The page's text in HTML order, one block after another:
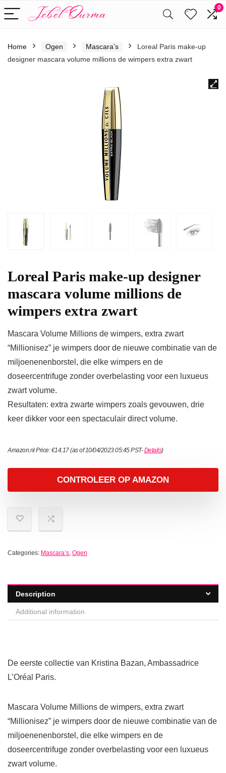
0
Home Ogen Mascara’s
Loreal Paris make-up
designer mascara volume millions de wimpers extra zwart
Loreal Paris make-up designer
mascara volume millions de
wimpers extra zwart
Mascara Volume Millions de wimpers, extra zwart
“Millionisez” je wimpers door de nieuwe combinatie van de
miljoenenenborstel, die elke wimpers en de
doseercentrifuge zonder overbelasting voor een luxueus
zwart volume.
Resultaten: extra zwarte wimpers zoals gevouwen, drie
keer dikker voor een spectaculair direct volume.
Amazon.nl Price:€14.17(as of 10/04/2023 05:45 PST-Details)
CONTROLEER OP AMAZON
Categories: Mascara’s, Ogen
Description
Additional information
De eerste collectie van Kristina Bazan, Ambassadrice
L’Oréal Paris.
Mascara Volume Millions de wimpers, extra zwart
“Millionisez” je wimpers door de nieuwe combinatie van de
miljoenenenborstel, die elke wimpers en de
doseercentrifuge zonder overbelasting voor een luxueus
zwart volume.